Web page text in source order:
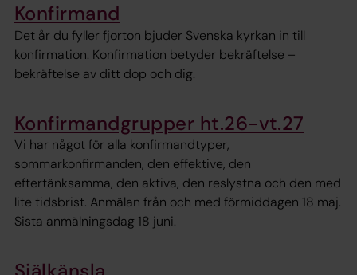
Konfirmand
Det år du fyller fjorton bjuder Svenska kyrkan in till
konfirmation. Konfirmation betyder bekräftelse –
bekräftelse av ditt dop och dig.
Konfirmandgrupper ht.26-vt.27
Vi har något för alla konfirmandtyper,
sommarkonfirmanden, den effektive, den
eftertänksamma, den aktiva, den reslystna och den med
lite tidsbrist. Anmälan från och med förmiddagen 18 maj.
Sista anmälningsdag 18 juni.